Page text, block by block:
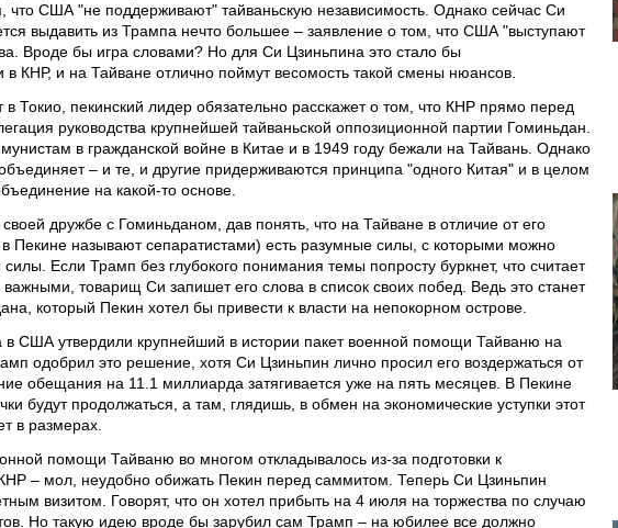
что США "не поддерживают" тайваньскую независимость. Однако сейчас Си
выдавить из Трампа нечто большее – заявление о том, что США "выступают
Вроде бы игра словами? Но для Си Цзиньпина это стало бы
КНР, и на Тайване отлично поймут весомость такой смены нюансов.
в Токио, пекинский лидер обязательно расскажет о том, что КНР прямо перед
руководства крупнейшей тайваньской оппозиционной партии Гоминьдан.
в гражданской войне в Китае и в 1949 году бежали на Тайвань. Однако
– и те, и другие придерживаются принципа "одного Китая" и в целом
на какой-то основе.
дружбе с Гоминьданом, дав понять, что на Тайване в отличие от его
Пекине называют сепаратистами) есть разумные силы, с которыми можно
Если Трамп без глубокого понимания темы попросту буркнет, что считает
товарищ Си запишет его слова в список своих побед. Ведь это станет
который Пекин хотел бы привести к власти на непокорном острове.
в США утвердили крупнейший в истории пакет военной помощи Тайваню на
одобрил это решение, хотя Си Цзиньпин лично просил его воздержаться от
обещания на 11.1 миллиарда затягивается уже на пять месяцев. В Пекине
будут продолжаться, а там, глядишь, в обмен на экономические уступки этот
в размерах.
помощи Тайваню во многом откладывалось из-за подготовки к
– мол, неудобно обижать Пекин перед саммитом. Теперь Си Цзиньпин
визитом. Говорят, что он хотел прибыть на 4 июля на торжества по случаю
Но такую идею вроде бы зарубил сам Трамп – на юбилее все должно